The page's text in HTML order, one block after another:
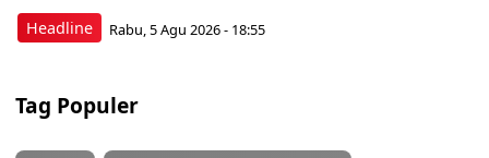
Headline Rabu, 5 Agu 2026 - 18:55
Tag Populer